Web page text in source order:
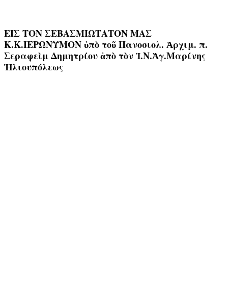
ΕΙΣ ΤΟΝ ΣΕΒΑΣΜΙΩΤΑΤΟΝ ΜΑΣ
Κ.Κ.ΙΕΡΩΝΥΜΟΝ ὑπὸ τοῦ Πανοσιολ. Ἀρχιμ. π.
Σεραφεὶμ Δημητρίου ἀπὸ τὸν Ἱ.Ν.Ἁγ.Μαρίνης
Ἠλιουπόλεως